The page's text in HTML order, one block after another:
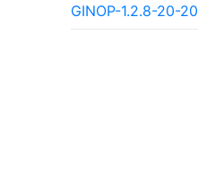
GINOP-1.2.8-20-